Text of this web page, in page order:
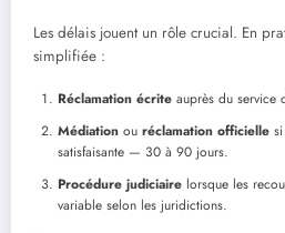
Les délais jouent un rôle crucial. En
simplifiée :
Réclamation écrite auprès du
Médiation ou réclamation officielle
satisfaisante — 30 à 90 jours.
Procédure judiciaire lorsque les
variable selon les juridictions.